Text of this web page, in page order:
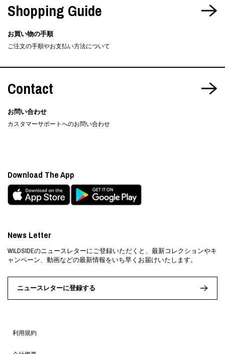
Shopping Guide
お買い物の手順
ご注文の手順やお支払い方法について
Contact
お問い合わせ
カスタマーサポートへのお問い合わせ
利用規約
News Letter
WILDSIDEのニュースレターにご登録いただくと、最新コレクションやキ
ャンペーン、動画などの最新情報をいち早くお届けいたします。
ニュースレターに登録する
Download The App